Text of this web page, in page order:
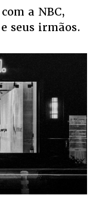
a NBC,
seus irmãos.